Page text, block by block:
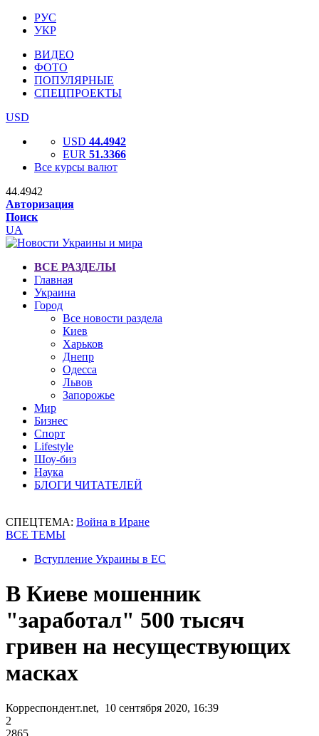
РУС
УКР
ВИДЕО
ФОТО
ПОПУЛЯРНЫЕ
СПЕЦПРОЕКТЫ
USD
USD 44.4942
EUR 51.3366
Все курсы валют
44.4942
Авторизация
Поиск
UA
ВСЕ РАЗДЕЛЫ
Главная
Украина
Город
Все новости раздела
Киев
Харьков
Днепр
Одесса
Львов
Запорожье
Мир
Бизнес
Спорт
Lifestyle
Шоу-биз
Наука
БЛОГИ ЧИТАТЕЛЕЙ
СПЕЦТЕМА: Война в Иране
ВСЕ ТЕМЫ
Вступление Украины в ЕС
В Киеве мошенник
"заработал" 500 тысяч
гривен на несуществующих
масках
Корреспондент.net, 10 сентября 2020, 16:39
2
2865